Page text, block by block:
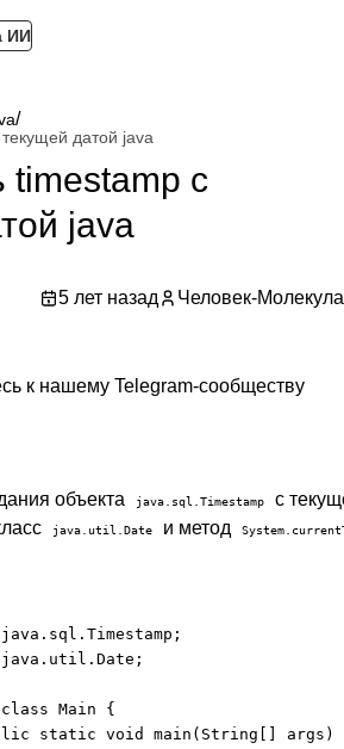
ИИ
/
датой java
timestamp с
java
5 лет назад Человек-Молекула
к нашему Telegram-сообществу
объекта java.sql.Timestamp
с
java.util.Date и метод
java.util.Date;
Main {
static void main(String[] args)